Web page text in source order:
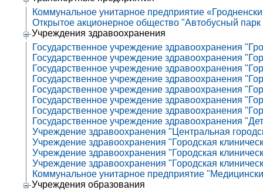
Коммунальное унитарное предприятие
Открытое акционерное общество "Автобусный парк
Учреждения здравоохранения
Государственное учреждение здравоохранения
Государственное учреждение здравоохранения
Государственное учреждение здравоохранения
Государственное учреждение здравоохранения
Государственное учреждение здравоохранения
Государственное учреждение здравоохранения
Государственное учреждение здравоохранения
Государственное учреждение здравоохранения
Учреждение здравоохранения "Центральная
Учреждение здравоохранения "Городская
Учреждение здравоохранения "Городская
Учреждение здравоохранения "Городская
Коммунальное унитарное предприятие
Учреждения образования